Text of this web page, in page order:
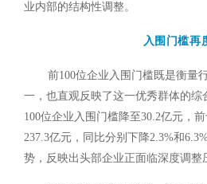
业内部的结构性调整。
入围门槛再
前100位企业入围门槛既是衡量
一，也直观反映了这一优秀群体的综
100位企业入围门槛降至30.2亿元，
237.3亿元，同比分别下降2.3%和
势，反映出头部企业正面临深度调整